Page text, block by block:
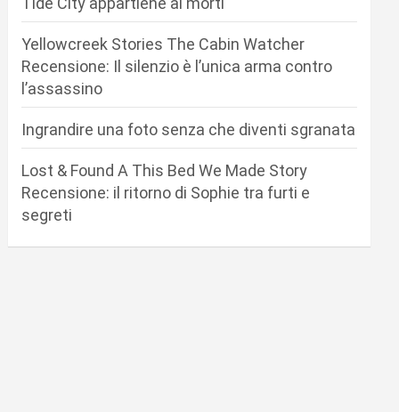
Yellowcreek Stories The Cabin Watcher
Recensione: Il silenzio è l’unica arma contro
l’assassino
Ingrandire una foto senza che diventi sgranata
Lost & Found A This Bed We Made Story
Recensione: il ritorno di Sophie tra furti e
segreti